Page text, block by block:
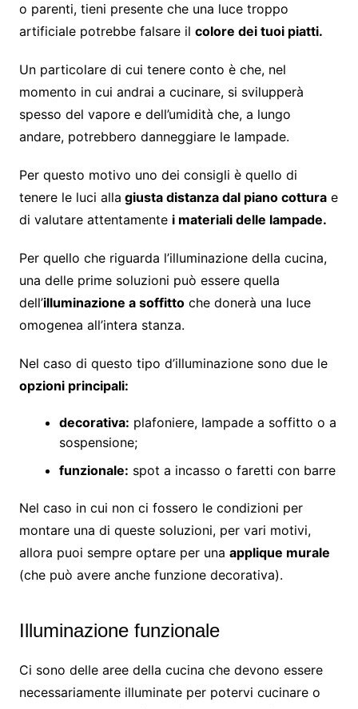
o parenti, tieni presente che una luce troppo
artificiale potrebbe falsare il colore dei tuoi piatti.
Un particolare di cui tenere conto è che, nel
momento in cui andrai a cucinare, si svilupperà
spesso del vapore e dell’umidità che, a lungo
andare, potrebbero danneggiare le lampade.
Per questo motivo uno dei consigli è quello di
tenere le luci alla giusta distanza dal piano cotturae
di valutare attentamente i materiali delle lampade.
Per quello che riguarda l’illuminazione della cucina,
una delle prime soluzioni può essere quella
dell’illuminazione a soffittoche donerà una luce
omogenea all’intera stanza.
Nel caso di questo tipo d’illuminazione sono due le
opzioni principali:
decorativa: plafoniere, lampade a soffitto o a
sospensione;
funzionale: spot a incasso o faretti con barre
Nel caso in cui non ci fossero le condizioni per
montare una di queste soluzioni, per vari motivi,
allora puoi sempre optare per una applique murale
(che può avere anche funzione decorativa).
Illuminazione funzionale
Ci sono delle aree della cucina che devono essere
necessariamente illuminate per potervi cucinare o